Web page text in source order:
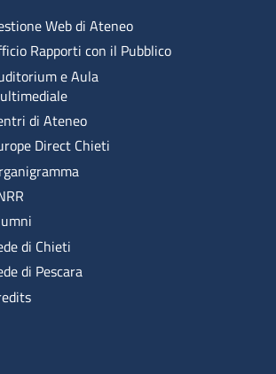
Web di Ateneo
Rapporti con il Pubblico
e Aula
di Ateneo
Direct Chieti
di Chieti
di Pescara